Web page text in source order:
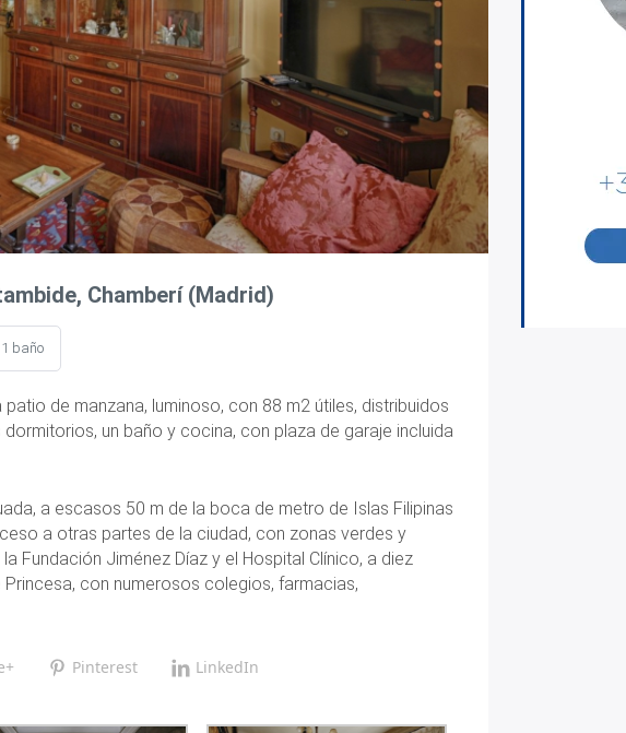
Chamberí (Madrid)
1 baño
de manzana, luminoso, con 88 m2 útiles, distribuidos
un baño y cocina, con plaza de garaje incluida
a escasos 50 m de la boca de metro de Islas Filipinas
a otras partes de la ciudad, con zonas verdes y
Fundación Jiménez Díaz y el Hospital Clínico, a diez
con numerosos colegios, farmacias,
Pinterest LinkedIn